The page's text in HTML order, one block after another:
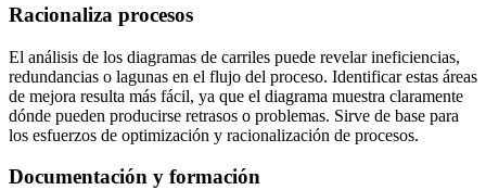
Racionaliza procesos
El análisis de los diagramas de carriles puede revelar ineficiencias,
redundancias o lagunas en el flujo del proceso. Identificar estas áreas
de mejora resulta más fácil, ya que el diagrama muestra claramente
dónde pueden producirse retrasos o problemas. Sirve de base para
los esfuerzos de optimización y racionalización de procesos.
Documentación y formación